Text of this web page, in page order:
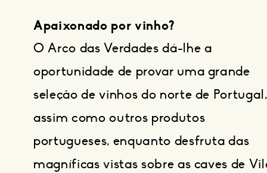
Apaixonado por vinho?
O Arco das Verdades dá-lhe a
oportunidade de provar uma grande
seleção de vinhos do norte de Portugal,
assim como outros produtos
portugueses, enquanto desfruta das
magníficas vistas sobre as caves de